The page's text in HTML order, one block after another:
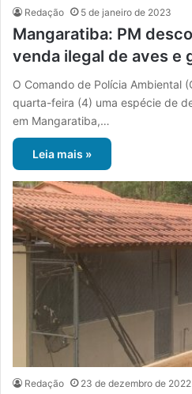
Redação 5 de janeiro de 2023
Mangaratiba: PM
venda ilegal de aves e
O Comando de Polícia Ambiental
quarta-feira (4) uma espécie de
em Mangaratiba,…
Leia mais »
Redação 23 de dezembro de 2022